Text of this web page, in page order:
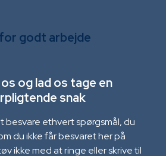
godt arbejde
og lad os tage en
snak
besvare ethvert spørgsmål, du
du ikke får besvaret her på
ikke med at ringe eller skrive til